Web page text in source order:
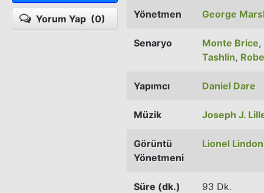
Yorum Yap (0) Yönetmen George
Senaryo Monte Brice,
Tashlin,
Yapımcı Daniel Dare
Müzik Joseph J.
Görüntü
Yönetmeni
Lionel Lindon
Süre (dk.) 93 Dk.